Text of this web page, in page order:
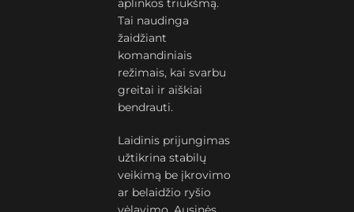
aplinkos triukšmą.
Tai naudinga
žaidžiant
komandiniais
režimais, kai svarbu
greitai ir aiškiai
bendrauti.
Laidinis prijungimas
užtikrina stabilų
veikimą be įkrovimo
ar belaidžio ryšio